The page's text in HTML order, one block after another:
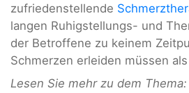
zufriedenstellende
langen Ruhigstellungs- und
der Betroffene zu keinem
Schmerzen erleiden müssen
Lesen Sie mehr zu dem Thema: